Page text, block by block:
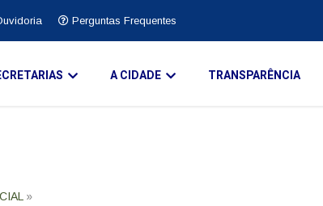
Perguntas Frequentes
A CIDADE TRANSPARÊNCIA
»